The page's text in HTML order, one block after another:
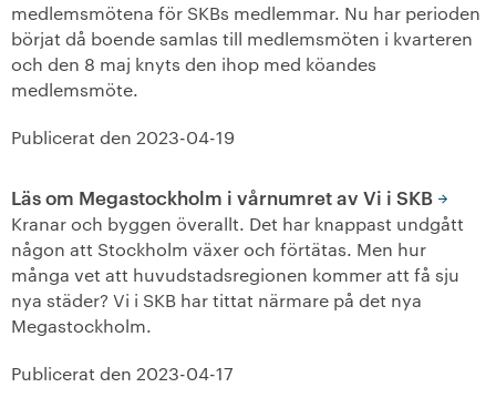
medlemsmötena för SKBs medlemmar. Nu har perioden
börjat då boende samlas till medlemsmöten i kvarteren
och den 8 maj knyts den ihop med köandes
medlemsmöte.
Publicerat den 2023-04-19
Läs om Megastockholm i vårnumret av Vi i SKB
Kranar och byggen överallt. Det har knappast undgått
någon att Stockholm växer och förtätas. Men hur
många vet att huvudstadsregionen kommer att få sju
nya städer? Vi i SKB har tittat närmare på det nya
Megastockholm.
Publicerat den 2023-04-17